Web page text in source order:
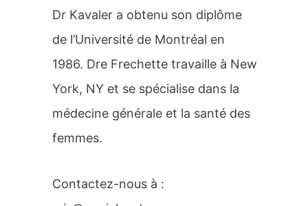
Dr Kavaler a obtenu son diplôme
de l’Université de Montréal en
1986. Dre Frechette travaille à New
York, NY et se spécialise dans la
médecine générale et la santé des
femmes.
Contactez-nous à :